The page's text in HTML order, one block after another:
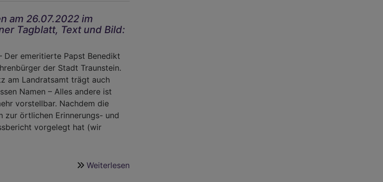
am 26.07.2022 im
Tagblatt, Text und Bild:
Der emeritierte Papst Benedikt
der Stadt Traunstein.
am Landratsamt trägt auch
Namen – Alles andere ist
vorstellbar. Nachdem die
zur örtlichen Erinnerungs- und
vorgelegt hat (wir
Weiterlesen